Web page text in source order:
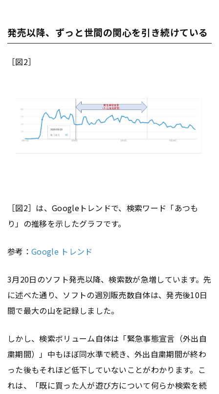
発売以降、ずっと世間の関心を引き続けている
［図2］
［図2］は、 Googleトレンドで、検索ワード「あつも
り」の推移を示したグラフです。
参考： Google トレンド
3月20日のソフト発売以降、検索数が急増しています。先
に述べた通り、ソフトの週別販売数自体は、発売後10日
間で最大の山を記録しました。
しかし、検索ボリューム自体は「緊急事態宣言（外出自
粛期間）」中もほぼ同水準で続き、外出自粛期間が終わ
った後もそれほど低下していないことがわかります。こ
れは、「既に買った人が遊び方について何らか検索を続